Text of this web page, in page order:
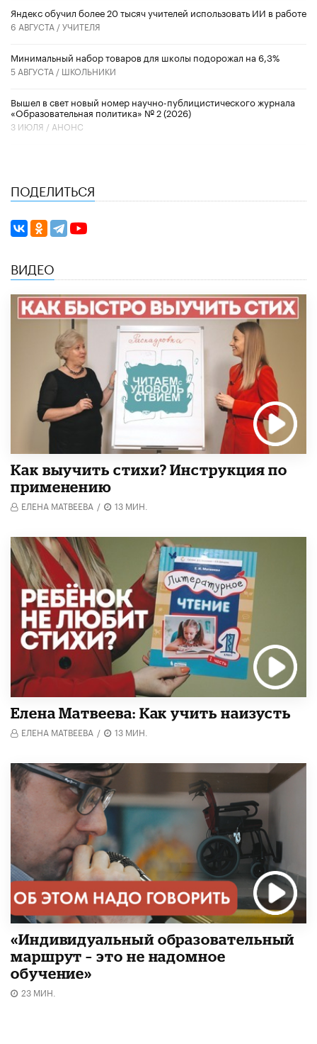
​Яндекс обучил более 20 тысяч учителей использовать ИИ в работе
6 АВГУСТА /УЧИТЕЛЯ
Минимальный набор товаров для школы подорожал на 6,3%
5 АВГУСТА / ШКОЛЬНИКИ
Вышел в свет новый номер научно-публицистического журнала
«Образовательная политика» № 2 (2026)
3 ИЮЛЯ / АНОНС
ПОДЕЛИТЬСЯ
ВИДЕО
Как выучить стихи? Инструкция по
применению
ЕЛЕНА МАТВЕЕВА / 13 МИН.
Елена Матвеева: Как учить наизусть
ЕЛЕНА МАТВЕЕВА / 13 МИН.
«Индивидуальный образовательный
маршрут – это не надомное
обучение»
23 МИН.